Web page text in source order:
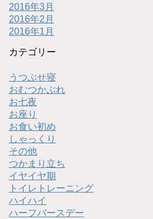
2016年3月
2016年2月
2016年1月
カテゴリー
うつぶせ寝
おむつかぶれ
お七夜
お座り
お食い初め
しゃっくり
その他
つかまり立ち
イヤイヤ期
トイレトレーニング
ハイハイ
ハーフバースデー